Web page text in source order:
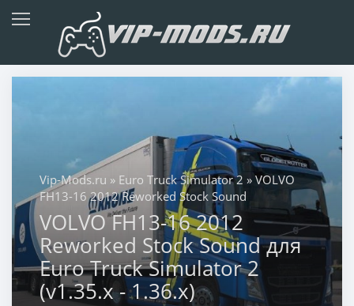
Vip-Mods.ru » Euro Truck Simulator 2 » VOLVO
FH13-16 2012 Reworked Stock Sound
VOLVO FH13-16 2012
Reworked Stock Sound для
Euro Truck Simulator 2
(v1.35.x - 1.36.x)